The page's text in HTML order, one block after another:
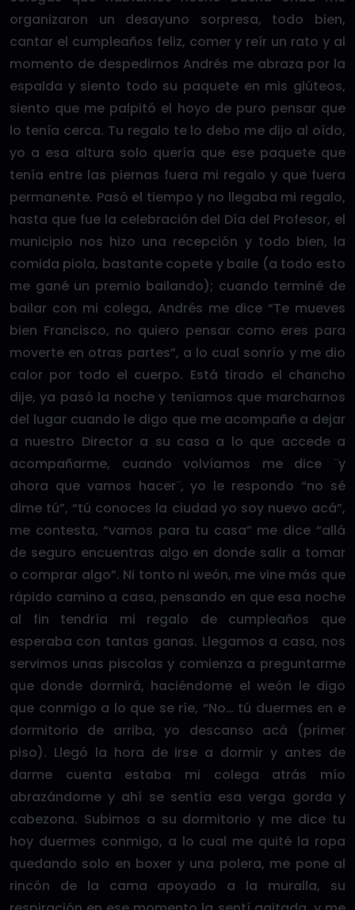
organizaron un desayuno sorpresa, todo bien,
cantar el cumpleaños feliz, comer y reír un rato y al
momento de despedirnos Andrés me abraza por la
espalda y siento todo su paquete en mis glúteos,
siento que me palpitó el hoyo de puro pensar que
lo tenía cerca. Tu regalo te lo debo me dijo al oído,
yo a esa altura solo quería que ese paquete que
tenía entre las piernas fuera mi regalo y que fuera
permanente. Pasó el tiempo y no llegaba mi regalo,
hasta que fue la celebración del Día del Profesor, el
municipio nos hizo una recepción y todo bien, la
comida piola, bastante copete y baile (a todo esto
me gané un premio bailando); cuando terminé de
bailar con mi colega, Andrés me dice “Te mueves
bien Francisco, no quiero pensar como eres para
moverte en otras partes”, a lo cual sonrío y me dio
calor por todo el cuerpo. Está tirado el chancho
dije, ya pasó la noche y teníamos que marcharnos
del lugar cuando le digo que me acompañe a dejar
a nuestro Director a su casa a lo que accede a
acompañarme, cuando volvíamos me dice ¨y
ahora que vamos hacer¨, yo le respondo “no sé
dime tú”, “tú conoces la ciudad yo soy nuevo acá”,
me contesta, “vamos para tu casa” me dice “allá
de seguro encuentras algo en donde salir a tomar
o comprar algo”. Ni tonto ni weón, me vine más que
rápido camino a casa, pensando en que esa noche
al fin tendría mi regalo de cumpleaños que
esperaba con tantas ganas. Llegamos a casa, nos
servimos unas piscolas y comienza a preguntarme
que donde dormirá, haciéndome el weón le digo
que conmigo a lo que se ríe, “No… tú duermes en e
dormitorio de arriba, yo descanso acá (primer
piso). Llegó la hora de irse a dormir y antes de
darme cuenta estaba mi colega atrás mío
abrazándome y ahí se sentía esa verga gorda y
cabezona. Subimos a su dormitorio y me dice tu
hoy duermes conmigo, a lo cual me quité la ropa
quedando solo en boxer y una polera, me pone al
rincón de la cama apoyado a la muralla, su